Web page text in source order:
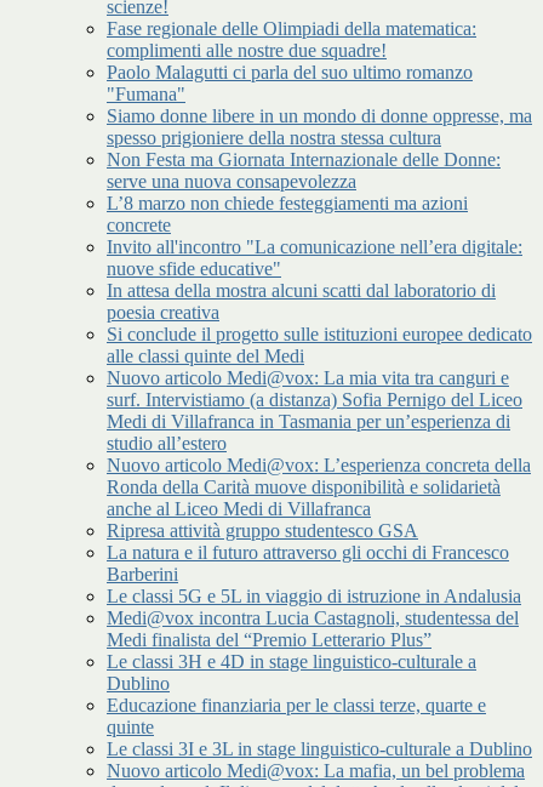
scienze!
Fase regionale delle Olimpiadi della matematica:
complimenti alle nostre due squadre!
Paolo Malagutti ci parla del suo ultimo romanzo
"Fumana"
Siamo donne libere in un mondo di donne oppresse, ma
spesso prigioniere della nostra stessa cultura
Non Festa ma Giornata Internazionale delle Donne:
serve una nuova consapevolezza
L’8 marzo non chiede festeggiamenti ma azioni
concrete
Invito all'incontro "La comunicazione nell’era digitale:
nuove sfide educative"
In attesa della mostra alcuni scatti dal laboratorio di
poesia creativa
Si conclude il progetto sulle istituzioni europee dedicato
alle classi quinte del Medi
Nuovo articolo Medi@vox: La mia vita tra canguri e
surf. Intervistiamo (a distanza) Sofia Pernigo del Liceo
Medi di Villafranca in Tasmania per un’esperienza di
studio all’estero
Nuovo articolo Medi@vox: L’esperienza concreta della
Ronda della Carità muove disponibilità e solidarietà
anche al Liceo Medi di Villafranca
Ripresa attività gruppo studentesco GSA
La natura e il futuro attraverso gli occhi di Francesco
Barberini
Le classi 5G e 5L in viaggio di istruzione in Andalusia
Medi@vox incontra Lucia Castagnoli, studentessa del
Medi finalista del “Premio Letterario Plus”
Le classi 3H e 4D in stage linguistico-culturale a
Dublino
Educazione finanziaria per le classi terze, quarte e
quinte
Le classi 3I e 3L in stage linguistico-culturale a Dublino
Nuovo articolo Medi@vox: La mafia, un bel problema